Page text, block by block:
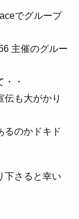
でグループ
主催のグルー
・
伝も大がかり
るのかドキド
下さると幸い